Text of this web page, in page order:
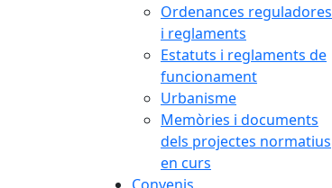
Ordenances reguladores
i reglaments
Estatuts i reglaments de
funcionament
Urbanisme
Memòries i documents
dels projectes normatius
en curs